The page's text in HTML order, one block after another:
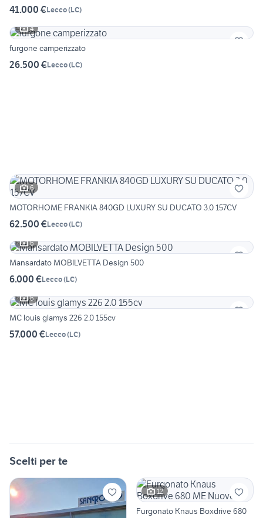
41.000 €Lecco(LC)
4
furgone camperizzato
26.500 €Lecco(LC)
6
MOTORHOME FRANKIA 840GD LUXURY SU DUCATO 3.0 157CV
62.500 €Lecco(LC)
6
Mansardato MOBILVETTA Design 500
6.000 €Lecco(LC)
6
MC louis glamys 226 2.0 155cv
57.000 €Lecco(LC)
Scelti per te
12
Furgonato Knaus Boxdrive 680